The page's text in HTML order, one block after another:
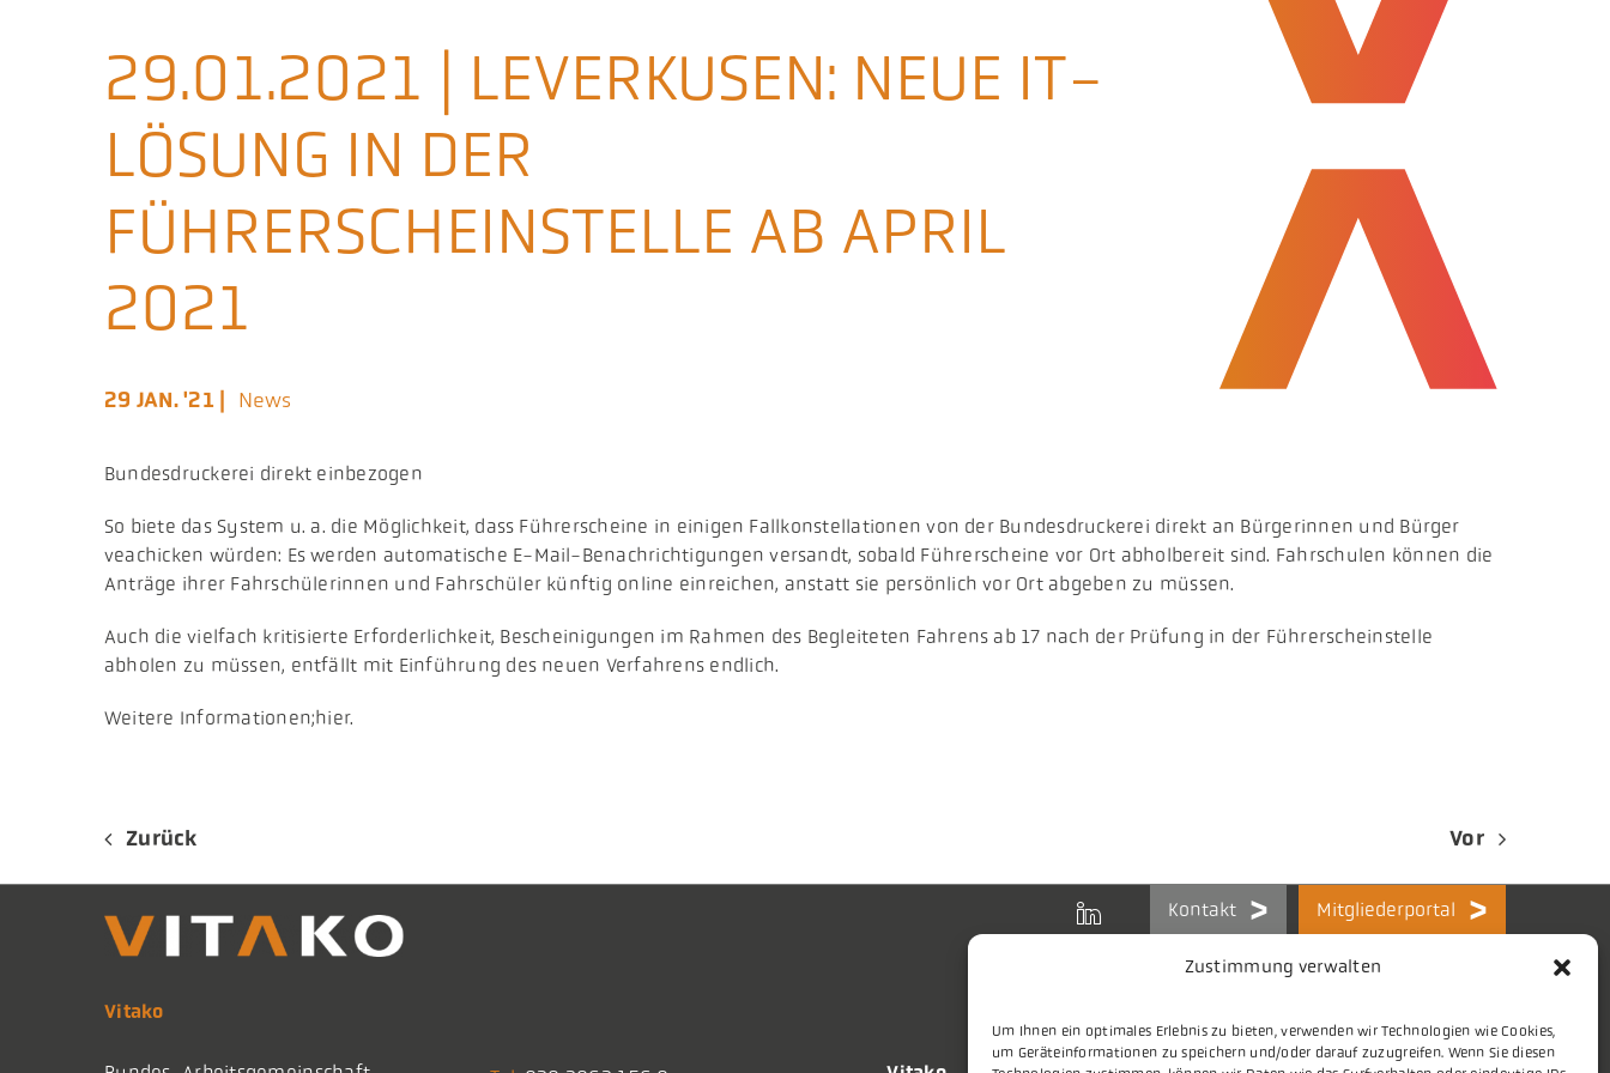
Zustimmung verwalten
Um Ihnen ein optimales Erlebnis zu bieten, verwenden wir Technologien wie Cookies,
um Geräteinformationen zu speichern und/oder darauf zuzugreifen. Wenn Sie diesen
29.01.2021 | LEVERKUSEN: NEUE IT-
LÖSUNG IN DER
FÜHRERSCHEINSTELLE AB APRIL
2021
29 JAN. '21 | News
Bundesdruckerei direkt einbezogen
So biete das System u. a. die Möglichkeit, dass Führerscheine in einigen Fallkonstellationen von der Bundesdruckerei direkt an Bürgerinnen und Bürger
veachicken würden: Es werden automatische E-Mail-Benachrichtigungen versandt, sobald Führerscheine vor Ort abholbereit sind. Fahrschulen können die
Anträge ihrer Fahrschülerinnen und Fahrschüler künftig online einreichen, anstatt sie persönlich vor Ort abgeben zu müssen.
Auch die vielfach kritisierte Erforderlichkeit, Bescheinigungen im Rahmen des Begleiteten Fahrens ab 17 nach der Prüfung in der Führerscheinstelle
abholen zu müssen, entfällt mit Einführung des neuen Verfahrens endlich.
Weitere Informationen;hier.
Zurück Vor
Kontakt Mitgliederportal
Vitako